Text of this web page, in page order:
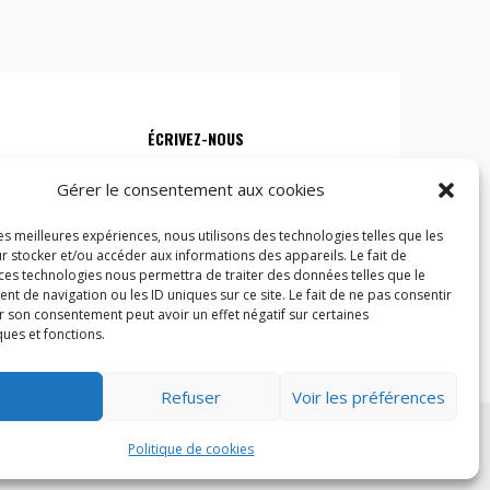
Gérer le consentement aux cookies
meilleures expériences, nous utilisons des technologies telles que les
stocker et/ou accéder aux informations des appareils. Le fait de
technologies nous permettra de traiter des données telles que le
de navigation ou les ID uniques sur ce site. Le fait de ne pas consentir
son consentement peut avoir un effet négatif sur certaines
et fonctions.
Refuser Voir les préférences
Politique de cookies
ÉCRIVEZ-NOUS
info@fondationpasspport.org